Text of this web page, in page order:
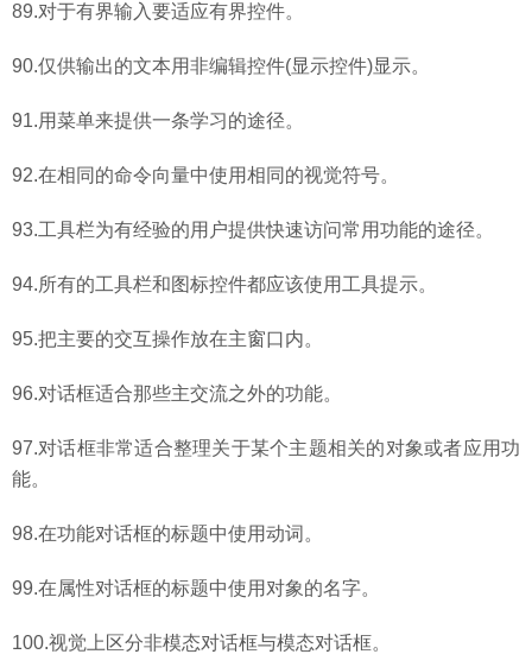
89.对于有界输入要适应有界控件。
90.仅供输出的文本用非编辑控件(显示控件)显示。
91.用菜单来提供一条学习的途径。
92.在相同的命令向量中使用相同的视觉符号。
93.工具栏为有经验的用户提供快速访问常用功能的途径。
94.所有的工具栏和图标控件都应该使用工具提示。
95.把主要的交互操作放在主窗口内。
96.对话框适合那些主交流之外的功能。
97.对话框非常适合整理关于某个主题相关的对象或者应用功
能。
98.在功能对话框的标题中使用动词。
99.在属性对话框的标题中使用对象的名字。
100.视觉上区分非模态对话框与模态对话框。